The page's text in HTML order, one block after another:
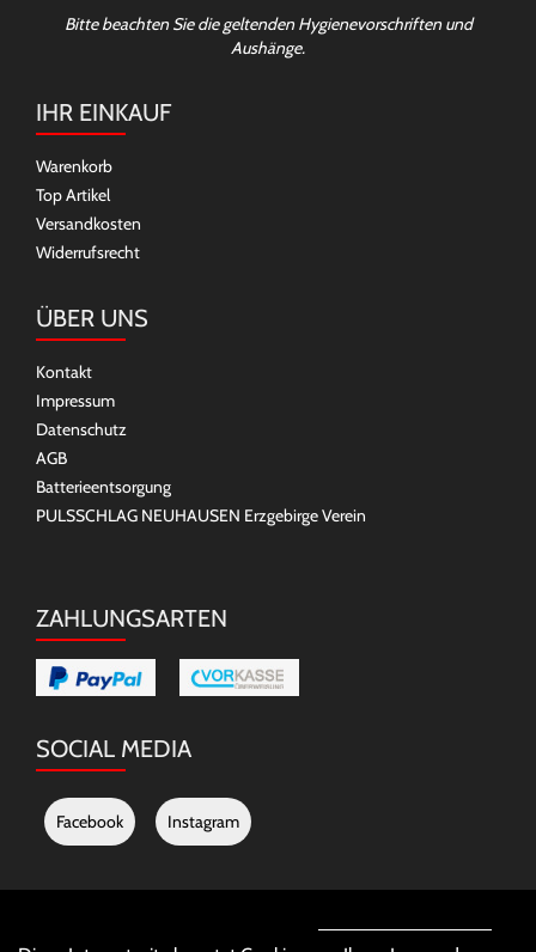
Bitte beachten Sie die geltenden Hygienevorschriften und
Aushänge.
IHR EINKAUF
Warenkorb
Top Artikel
Versandkosten
Widerrufsrecht
ÜBER UNS
Kontakt
Impressum
Datenschutz
AGB
Batterieentsorgung
PULSSCHLAG NEUHAUSEN Erzgebirge Verein
ZAHLUNGSARTEN
SOCIAL MEDIA
Facebook Instagram